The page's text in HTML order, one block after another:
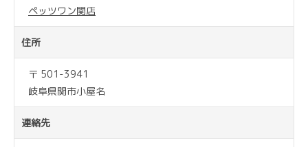
ペッツワン関店
住所
〒 501-3941
岐阜県関市小屋名
連絡先